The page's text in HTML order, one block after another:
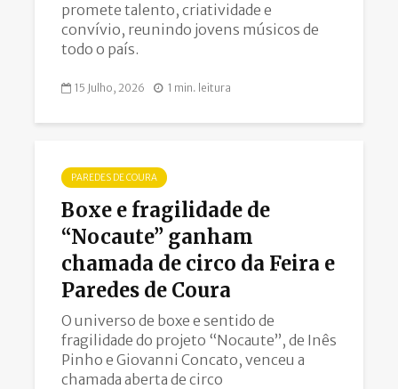
promete talento, criatividade e
convívio, reunindo jovens músicos de
todo o país.
15 Julho, 2026 1 min. leitura
PAREDES DE COURA
Boxe e fragilidade de
“Nocaute” ganham
chamada de circo da Feira e
Paredes de Coura
O universo de boxe e sentido de
fragilidade do projeto “Nocaute”, de Inês
Pinho e Giovanni Concato, venceu a
chamada aberta de circo